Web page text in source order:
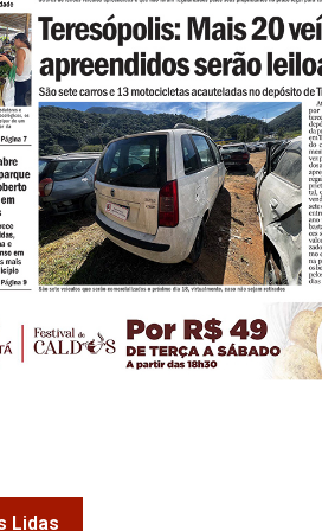
Lidas